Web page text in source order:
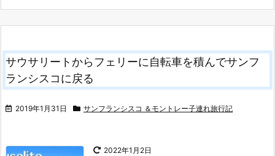
サウサリートからフェリーに自転車を積んでサンフ
ランシスコに戻る
2019年1月31日 サンフランシスコ ＆モントレー子連れ旅行記
2022年1月2日